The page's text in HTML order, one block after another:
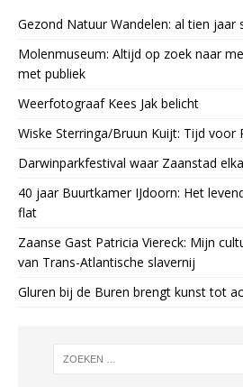
Gezond Natuur Wandelen: al tien jaar
Molenmuseum: Altijd op zoek naar
met publiek
Weerfotograaf Kees Jak belicht
Wiske Sterringa/Bruun Kuijt: Tijd voor
Darwinparkfestival waar Zaanstad
40 jaar Buurtkamer IJdoorn: Het
flat
Zaanse Gast Patricia Viereck: Mijn
van Trans-Atlantische slavernij
Gluren bij de Buren brengt kunst tot